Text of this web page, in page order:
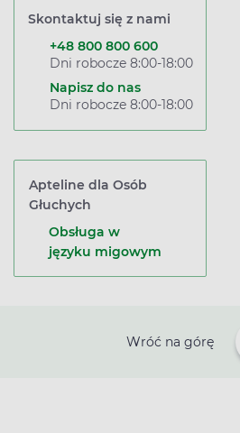
Skontaktuj się z nami
+48 800 800 600
Dni robocze 8:00-18:00
Napisz do nas
Dni robocze 8:00-18:00
Apteline dla Osób
Głuchych
Obsługa w
języku migowym
Wróć na górę